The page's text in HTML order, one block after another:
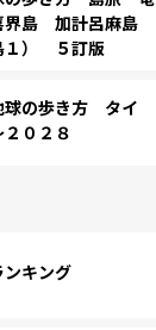
島 加計呂麻島
１） ５訂版
球の歩き方 タイ
０２８
キング